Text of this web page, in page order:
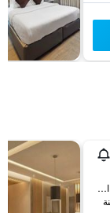
شارع المطينة, دبي, الامارات العربية المتحدة